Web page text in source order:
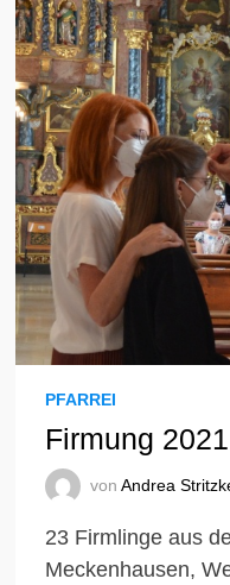
PFARREI
Firmung 2021
vonAndrea
23 Firmlinge aus
Meckenhausen,